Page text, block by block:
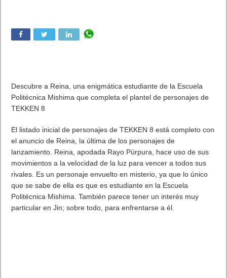
Descubre a Reina, una enigmática estudiante de la Escuela
Politécnica Mishima que completa el plantel de personajes de
TEKKEN 8
El listado inicial de personajes de TEKKEN 8 está completo con
el anuncio de Reina, la última de los personajes de
lanzamiento. Reina, apodada Rayo Púrpura, hace uso de sus
movimientos a la velocidad de la luz para vencer a todos sus
rivales. Es un personaje envuelto en misterio, ya que lo único
que se sabe de ella es que es estudiante en la Escuela
Politécnica Mishima. También parece tener un interés muy
particular en Jin; sobre todo, para enfrentarse a él.